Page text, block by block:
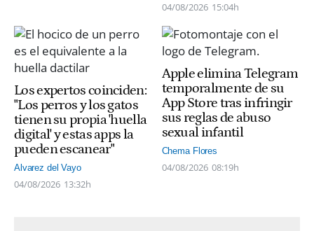
04/08/2026 15:04h
Los expertos coinciden:
"Los perros y los gatos
tienen su propia 'huella
digital' y estas apps la
pueden escanear"
Alvarez del Vayo
04/08/2026 13:32h
Apple elimina Telegram
temporalmente de su
App Store tras infringir
sus reglas de abuso
sexual infantil
Chema Flores
04/08/2026 08:19h